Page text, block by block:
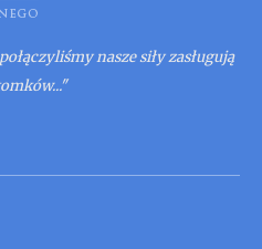
nasze siły zasługują